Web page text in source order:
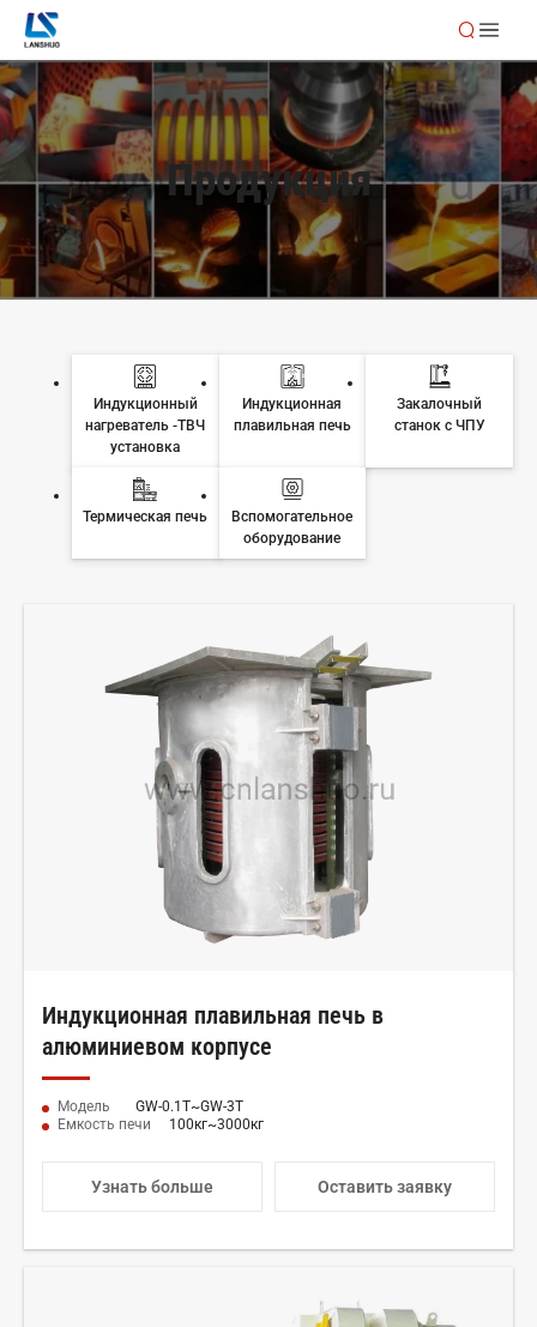
Продукция
Индукционный
нагреватель -ТВЧ
установка
Индукционная
плавильная печь
Закалочный
станок с ЧПУ
Термическая печь
Вспомогательное
оборудование
Индукционная плавильная печь в
алюминиевом корпусе
Модель
GW-0.1Т~GW-3Т
Емкость печи
100кг~3000кг
Узнать больше Оставить заявку